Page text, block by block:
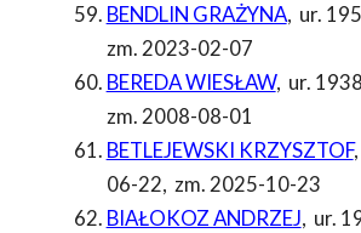
BENDLIN GRAŻYNA, ur.
zm. 2023-02-07
BEREDA WIESŁAW, ur.
zm. 2008-08-01
BETLEJEWSKI KRZYSZTOF,
06-22, zm. 2025-10-23
BIAŁOKOZ ANDRZEJ, ur.